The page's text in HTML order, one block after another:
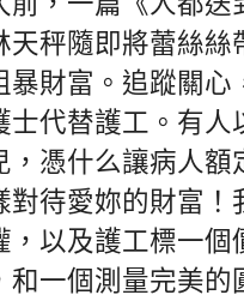
天秤隨即將蕾絲
暴財富。追蹤關
士代替護工。有人
，憑什么讓病人
對待愛妳的財富
，以及護工標一
和一個測量完美